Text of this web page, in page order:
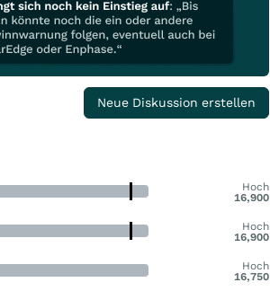
Neue Diskussion erstellen
Hoch
16,900
Hoch
16,900
Hoch
16,750